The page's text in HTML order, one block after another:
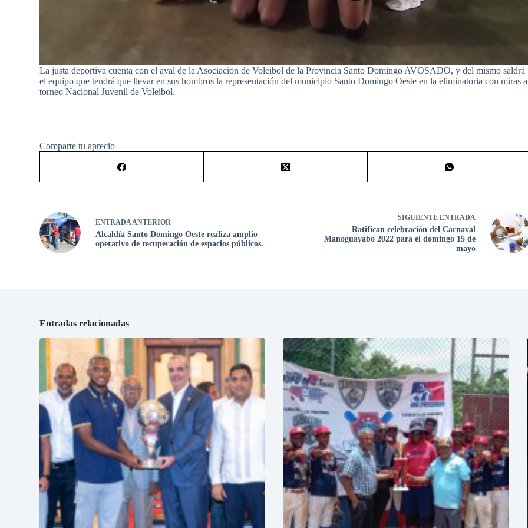
La justa deportiva cuenta con el aval de la Asociación de Voleibol de la Provincia Santo Domingo AVOSADO, y del mismo saldrá
el equipo que tendrá que llevar en sus hombros la representación del municipio Santo Domingo Oeste en la eliminatoria con miras
torneo Nacional Juvenil de Voleibol.
Comparte tu aprecio
ENTRADAANTERIOR
Alcaldía Santo Domingo Oeste realiza amplio
operativo de recuperación de espacios públicos.
SIGUIENTE ENTRADA
Ratifican celebración del Carnaval
Manoguayabo 2022 para el domingo 15 de
mayo
Entradas relacionadas